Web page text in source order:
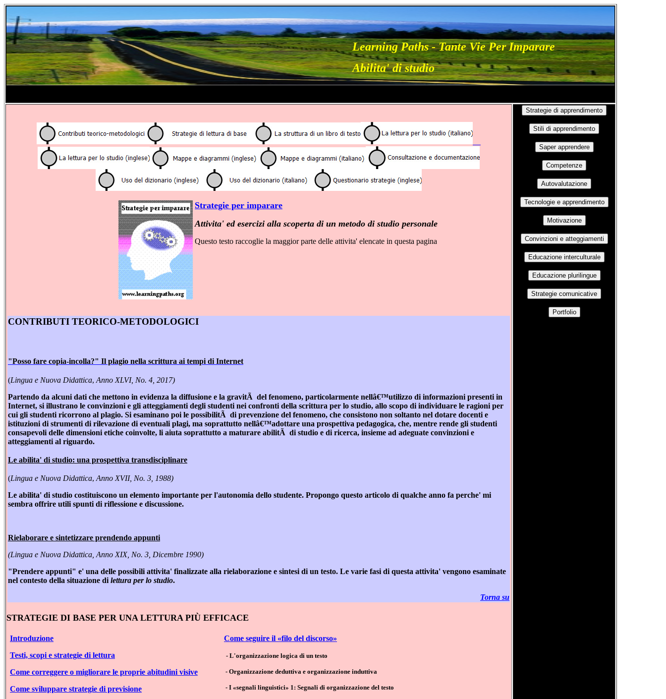
Learning Paths - Tante Vie Per Imparare
Abilita' di studio
Strategie per imparare
Attivita' ed esercizi alla scoperta di un metodo di studio personale
Questo testo raccoglie la maggior parte delle attivita' elencate in questa pagina
CONTRIBUTI TEORICO-METODOLOGICI
"Posso fare copia-incolla?" Il plagio nella scrittura ai tempi di Internet
(Lingua e Nuova Didattica, Anno XLVI, No. 4, 2017)
Partendo da alcuni dati che mettono in evidenza la diffusione e la gravitÃ del fenomeno, particolarmente nellâ€™utilizzo di informazioni presenti in
Internet, si illustrano le convinzioni e gli atteggiamenti degli studenti nei confronti della scrittura per lo studio, allo scopo di individuare le ragioni per
cui gli studenti ricorrono al plagio. Si esaminano poi le possibilitÃ di prevenzione del fenomeno, che consistono non soltanto nel dotare docenti e
istituzioni di strumenti di rilevazione di eventuali plagi, ma soprattutto nellâ€™adottare una prospettiva pedagogica, che, mentre rende gli studenti
consapevoli delle dimensioni etiche coinvolte, li aiuta soprattutto a maturare abilitÃ di studio e di ricerca, insieme ad adeguate convinzioni e
atteggiamenti al riguardo.
Le abilita' di studio: una prospettiva transdisciplinare
(Lingua e Nuova Didattica, Anno XVII, No. 3, 1988)
Le abilita' di studio costituiscono un elemento importante per l'autonomia dello studente. Propongo questo articolo di qualche anno fa perche' mi
sembra offrire utili spunti di riflessione e discussione.
Rielaborare e sintetizzare prendendo appunti
(Lingua e Nuova Didattica, Anno XIX, No. 3, Dicembre 1990)
"Prendere appunti" e' una delle possibili attivita' finalizzate alla rielaborazione e sintesi di un testo. Le varie fasi di questa attivita' vengono esaminate
nel contesto della situazione di lettura per lo studio.
Torna su
STRATEGIE DI BASE PER UNA LETTURA PIÙ EFFICACE
Introduzione
Testi, scopi e strategie di lettura
Come correggere o migliorare le proprie abitudini visive
Come sviluppare strategie di previsione
Come seguire il «filo del discorso»
- L'organizzazione logica di un testo
- Organizzazione deduttiva e organizzazione induttiva
- I «segnali linguistici» 1: Segnali di organizzazione del testo